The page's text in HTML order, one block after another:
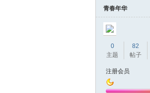
青春年华
0
主题
82
帖子
注册会员